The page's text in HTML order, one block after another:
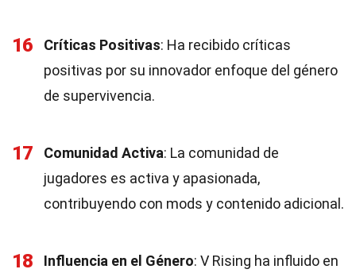
16 Críticas Positivas: Ha recibido críticas
positivas por su innovador enfoque del género
de supervivencia.
17 Comunidad Activa: La comunidad de
jugadores es activa y apasionada,
contribuyendo con mods y contenido adicional.
18 Influencia en el Género: V Rising ha influido en